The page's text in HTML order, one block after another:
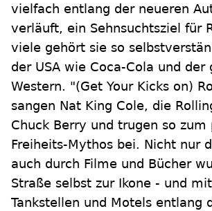
vielfach entlang der neueren
verläuft, ein Sehnsuchtsziel für
viele gehört sie so
der USA wie Coca-Cola und der
Western. "(Get Your Kicks on)
sangen Nat King Cole, die
Chuck Berry und trugen so zum
Freiheits-Mythos bei. Nicht nur
auch durch Filme und Bücher
Straße selbst zur Ikone - und
Tankstellen und Motels entlang